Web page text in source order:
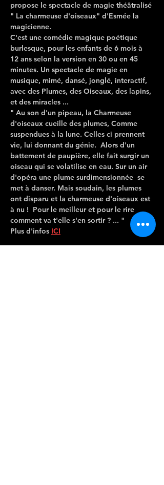
propose le spectacle de magie théâtralisé
" La charmeuse d'oiseaux" d'Esmée la
magicienne.
C'est une comédie magique poétique
burlesque, pour les enfants de 6 mois à
12 ans selon la version en 30 ou en 45
minutes. Un spectacle de magie en
musique, mimé, dansé, jonglé, interactif,
avec des Plumes, des Oiseaux, des lapins,
et des miracles ...
" Au son d'un pipeau, la Charmeuse
d'oiseaux cueille des plumes, Comme
suspendues à la lune. Celles ci prennent
vie, lui donnant du génie.  Alors d'un
battement de paupière, elle fait surgir un
oiseau qui se volatilise en eau. Sur un air
d'opéra une plume surdimensionnée se
met à danser. Mais soudain, les plumes
ont disparu et la charmeuse d'oiseaux est
à nu !  Pour le meilleur et pour le rire
comment va t'elle s'en sortir ? ... "
Plus d'infos ICI